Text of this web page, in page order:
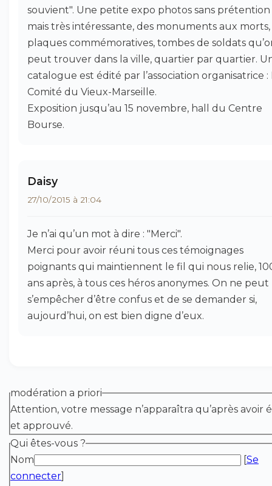
souvient". Une petite expo photos sans prétention
mais très intéressante, des monuments aux morts,
plaques commémoratives, tombes de soldats
peut trouver dans la ville, quartier par quartier.
catalogue est édité par l’association organisatrice :
Comité du Vieux-Marseille.
Exposition jusqu’au 15 novembre, hall du Centre
Bourse.
Daisy
27/10/2015 à 21:04
Je n’ai qu’un mot à dire : "Merci".
Merci pour avoir réuni tous ces témoignages
poignants qui maintiennent le fil qui nous relie,
ans après, à tous ces héros anonymes. On ne peut
s’empêcher d’être confus et de se demander si,
aujourd’hui, on est bien digne d’eux.
modération a priori
Attention, votre message n’apparaîtra qu’après avoir
et approuvé.
Qui êtes-vous ?
Nom
[Se
connecter]